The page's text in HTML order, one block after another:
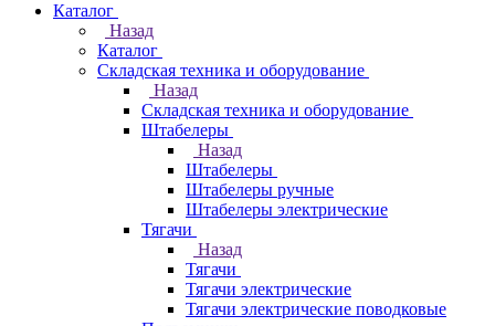
Каталог
Назад
Каталог
Складская техника и оборудование
Назад
Складская техника и оборудование
Штабелеры
Назад
Штабелеры
Штабелеры ручные
Штабелеры электрические
Тягачи
Назад
Тягачи
Тягачи электрические
Тягачи электрические поводковые